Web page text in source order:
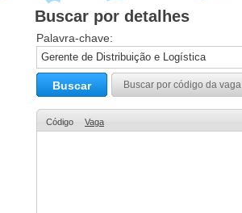
Buscar por detalhes
Palavra-chave:
Buscar Buscar por código da vaga
Código Vaga